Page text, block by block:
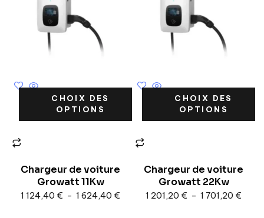
CHOIX DES
OPTIONS
Chargeur de voiture
Growatt 11Kw
1 124,40 € – 1 624,40 €
CHOIX DES
OPTIONS
Chargeur de voiture
Growatt 22Kw
1 201,20 € – 1 701,20 €